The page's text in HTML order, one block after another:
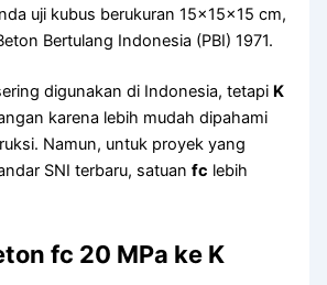
uji kubus berukuran 15x15x15 cm,
Bertulang Indonesia (PBI) 1971.
digunakan di Indonesia, tetapi K
karena lebih mudah dipahami
Namun, untuk proyek yang
SNI terbaru, satuanfc lebih
fc 20 MPa ke K